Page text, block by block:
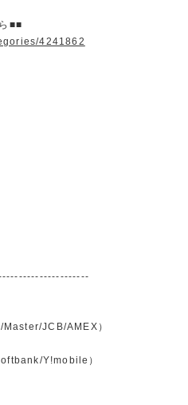
■■
4241862
Master/JCB/AMEX）
Y!mobile）